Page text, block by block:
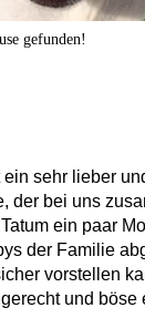
gefunden!
sehr lieber
der bei uns
ein paar
der Familie
vorstellen
und böse